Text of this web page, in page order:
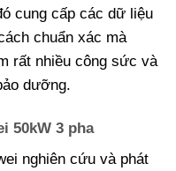
cung cấp các dữ liệu
chuẩn xác mà
rất nhiều công sức và
dưỡng.
50kW 3 pha
nghiên cứu và phát